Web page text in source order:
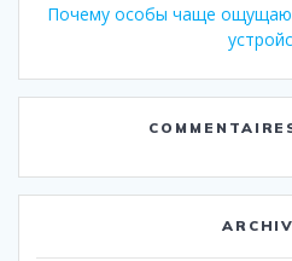
Почему особы чаще